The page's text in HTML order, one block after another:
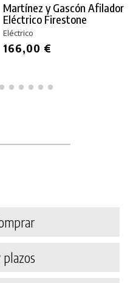
Martínez y Gascón Afilador
Eléctrico Firestone
Eléctrico
166,00 €